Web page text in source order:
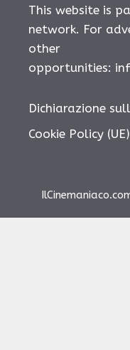
This website is
network. For
other
opportunities:
Dichiarazione
Cookie Policy (UE)